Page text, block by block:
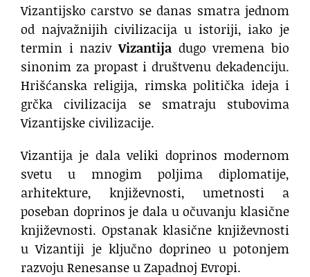
Vizantijsko carstvo se danas smatra jednom
od najvažnijih civilizacija u istoriji, iako je
termin i nazivVizantija dugo vremena bio
sinonim za propast i društvenu dekadenciju.
Hrišćanska religija, rimska politička ideja i
grčka civilizacija se smatraju stubovima
Vizantijske civilizacije.
Vizantija je dala veliki doprinos modernom
svetu u mnogim poljima diplomatije,
arhitekture, književnosti, umetnosti a
poseban doprinos je dala u očuvanju klasične
književnosti. Opstanak klasične književnosti
u Vizantiji je ključno doprineo u potonjem
razvoju Renesanse u Zapadnoj Evropi.